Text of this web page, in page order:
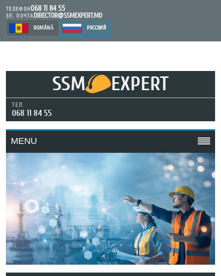
ТЕЛЕФОН068 11 84 55
ЭЛ. ПОЧТАDIRECTOR@SSMEXPERT.MD
ROMÂNĂ РУССКИЙ
SSM EXPERT
ТЕЛ.
068 11 84 55
MENU